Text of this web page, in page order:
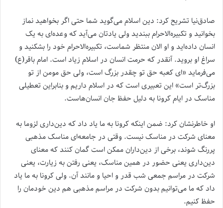
صادق‌نیا تشریح کرد: دین اسلام می‌گوید شما حتی اگر بخواهید نماز
بخوانید و تکبیره‌الاحرام ببندید ولی یادتان می‌آید که وعده‌ای به یک
انسان داده‌اید و او الان منتظر شماست، تکبیره‌الاحرام خود را بشکنید و
سراغ او بروید. آنقدر که حرمت انسان در اسلام زیاد است. امام باقر(ع)
می‌فرماید «ای کعبه حق تو چقدر بزرگ است، ولی حق مومن از تو
بزرگ‌تر است» این تعبیری است که در اسلام داریم و بنابراین تعطیلی
مناسک در ایام کرونا به دلیل حفظ جان انسان‌هاست.
او خاطرنشان کرد: ضمن اینکه کرونا به ما یاد داد که دین‌داری لزوما به
معنای شرکت در مناسک نیست. وقتی در جامعه‌ای مناسک مذهبی
پررنگ شوند، برخی از دین‌داران ممکن است گمان کنند که معنای
دین‌داری یعنی حضور در همین مناسک، یعنی رفتن به زیارت، یعنی
شرکت در مراسم جمعی شب قدر و احیا و مانند آن. ولی کرونا به ما یاد
داد که ما می‌توانیم بدون شرکت در مراسم مذهبی هم دین خودمان را
حفظ کنیم.